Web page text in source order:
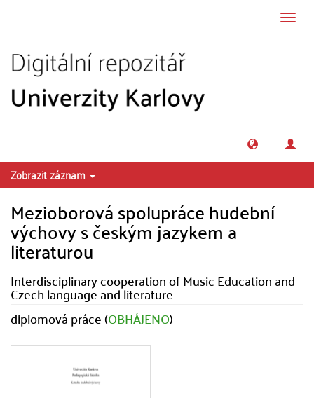
Zobrazit záznam
Mezioborová spolupráce hudební
výchovy s českým jazykem a
literaturou
Interdisciplinary cooperation of Music Education and
Czech language and literature
diplomová práce (OBHÁJENO)